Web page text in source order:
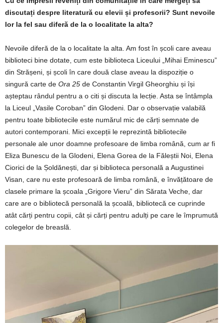
discutați despre literatură cu elevii și profesorii? Sunt nevoile
lor la fel sau diferă de la o localitate la alta?
Nevoile diferă de la o localitate la alta. Am fost în școli care aveau
biblioteci bine dotate, cum este biblioteca Liceului „Mihai Eminescu”
din Strășeni, și școli în care două clase aveau la dispoziție o
singură carte de Ora 25 de Constantin Virgil Gheorghiu și își
așteptau rândul pentru a o citi și discuta la lecție. Asta se întâmpla
la Liceul „Vasile Coroban” din Glodeni. Dar o observație valabilă
pentru toate bibliotecile este numărul mic de cărți semnate de
autori contemporani. Mici excepții le reprezintă bibliotecile
personale ale unor doamne profesoare de limba română, cum ar fi
Eliza Bunescu de la Glodeni, Elena Gorea de la Făleștii Noi, Elena
Ciorici de la Șoldănești, dar și biblioteca personală a Augustinei
Visan, care nu este profesoară de limba română, e învățătoare de
clasele primare la școala „Grigore Vieru” din Sărata Veche, dar
care are o bibliotecă personală la școală, bibliotecă ce cuprinde
atât cărți pentru copii, cât și cărți pentru adulți pe care le împrumută
colegelor de breaslă.